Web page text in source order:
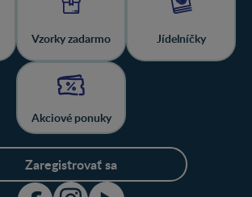
Vzorky zadarmo Jídelníčky
Akciové ponuky
Zaregistrovať sa